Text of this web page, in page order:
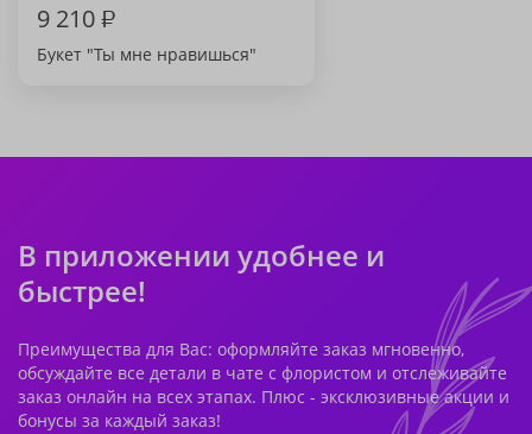
9 210₽
Букет "Ты мне нравишься"
В приложении удобнее и
быстрее!
Преимущества для Вас: оформляйте заказ мгновенно,
обсуждайте все детали в чате с флористом и отслеживайте
заказ онлайн на всех этапах. Плюс - эксклюзивные акции и
бонусы за каждый заказ!